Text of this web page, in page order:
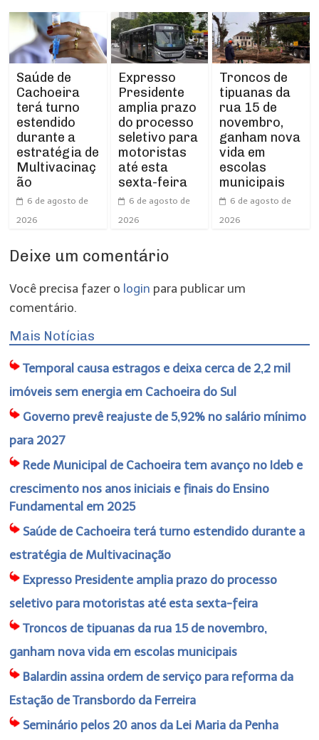
Saúde de
Cachoeira
terá turno
estendido
durante a
estratégia de
Multivacinaç
ão
6 de agosto de
2026
Expresso
Presidente
amplia prazo
do processo
seletivo para
motoristas
até esta
sexta-feira
6 de agosto de
2026
Troncos de
tipuanas da
rua 15 de
novembro,
ganham nova
vida em
escolas
municipais
6 de agosto de
2026
Deixe um comentário
Você precisa fazer o login para publicar um
comentário.
Mais Notícias
Temporal causa estragos e deixa cerca de 2,2 mil
imóveis sem energia em Cachoeira do Sul
Governo prevê reajuste de 5,92% no salário mínimo
para 2027
Rede Municipal de Cachoeira tem avanço no Ideb e
crescimento nos anos iniciais e finais do Ensino
Fundamental em 2025
Saúde de Cachoeira terá turno estendido durante a
estratégia de Multivacinação
Expresso Presidente amplia prazo do processo
seletivo para motoristas até esta sexta-feira
Troncos de tipuanas da rua 15 de novembro,
ganham nova vida em escolas municipais
Balardin assina ordem de serviço para reforma da
Estação de Transbordo da Ferreira
Seminário pelos 20 anos da Lei Maria da Penha